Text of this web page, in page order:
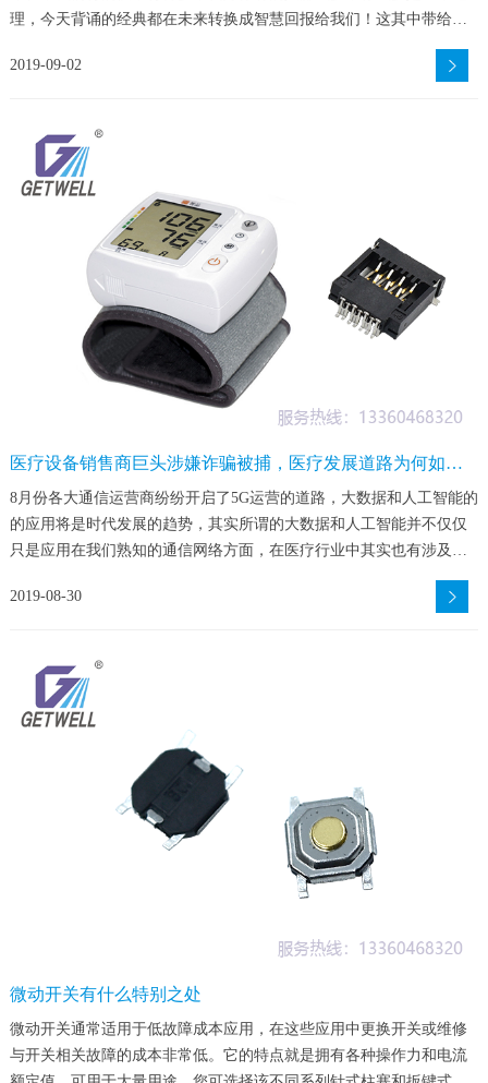
理，今天背诵的经典都在未来转换成智慧回报给我们！这其中带给我
们的欢喜，自是只有背诵经典的人才能体会得到的，我们何乐不为
呢？
2019-09-02
医疗设备销售商巨头涉嫌诈骗被捕，医疗发展道路为何如此
8月份各大通信运营商纷纷开启了5G运营的道路，大数据和人工智能的
的应用将是时代发展的趋势，其实所谓的大数据和人工智能并不仅仅
只是应用在我们熟知的通信网络方面，在医疗行业中其实也有涉及。
界。
2019-08-30
微动开关有什么特别之处
微动开关通常适用于低故障成本应用，在这些应用中更换开关或维修
与开关相关故障的成本非常低。它的特点就是拥有各种操作力和电流